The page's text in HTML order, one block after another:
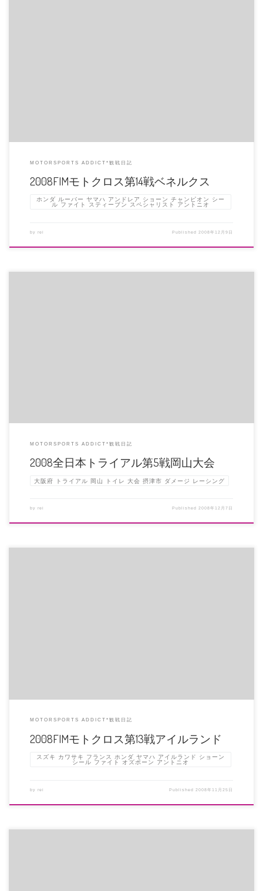
MOTORSPORTS ADDICT*観戦日記
2008FIMモトクロス第14戦ベネルクス
ホンダ ルーバー ヤマハ アンドレア ショーン チャンピオン シー
ル ファイト スティーブン スペシャリスト アントニオ
by rei Published2008年12月9日
MOTORSPORTS ADDICT*観戦日記
2008全日本トライアル第5戦岡山大会
大阪府 トライアル 岡山 トイレ 大会 摂津市 ダメージ レーシング
by rei Published2008年12月7日
MOTORSPORTS ADDICT*観戦日記
2008FIMモトクロス第13戦アイルランド
スズキ カワサキ フランス ホンダ ヤマハ アイルランド ショーン
シール ファイト オズボーン アントニオ
by rei Published 2008年11月25日